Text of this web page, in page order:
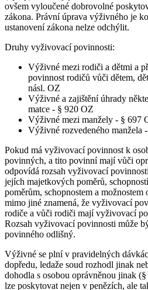
ovšem vyloučené dobrovolné
zákona. Právní úprava výživného je
ustanovení zákona nelze odchýlit.
Druhy vyživovací povinnosti:
Výživné mezi rodiči a dětmi a
povinnost rodičů vůči dětem,
násl. OZ
Výživné a zajištění úhrady
matce - § 920 OZ
Výživné mezi manžely - § 697
Výživné rozvedeného manžela
Pokud má vyživovací povinnost k
povinných, a tito povinní mají vůči
odpovídá rozsah vyživovací
jejích majetkových poměrů,
poměrům, schopnostem a
mimo jiné znamená, že vyživovací
rodiče a vůči rodiči mají vyživovací
Rozsah vyživovací povinnosti může
povinného odlišný.
Výživné se plní v pravidelných
dopředu, ledaže soud rozhodl jinak
dohodla s osobou oprávněnou jinak
lze poskytovat nejen v penězích, ale